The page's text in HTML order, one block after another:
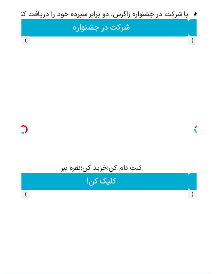
با شرکت در جشنواره زاگرس، دو برابر سپرده خود را دریافت کنید
شرکت در جشنواره
‹
›
ثبت نام کن؛خرید کن؛نقره ببر
کلیک کن!
‹
›